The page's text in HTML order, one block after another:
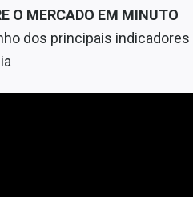
O MERCADO EM MINUTO
dos principais